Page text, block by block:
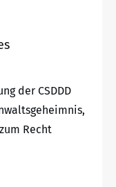
der CSDDD
Recht